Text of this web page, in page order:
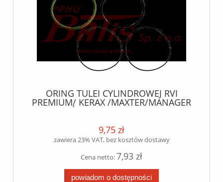
ORING TULEI CYLINDROWEJ RVI
PREMIUM/ KERAX /MAXTER/MANAGER
/GÓRNY 134,2*5,70 lema
9,75 zł
zawiera 23% VAT, bez kosztów dostawy
Cena netto:7,93 zł
powiadom o dostępności